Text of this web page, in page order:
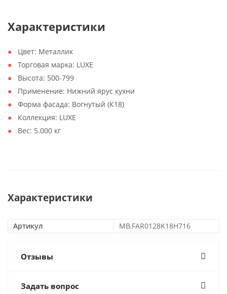
Характеристики
Цвет: Металлик
Торговая марка: LUXE
Высота: 500-799
Применение: Нижний ярус кухни
Форма фасада: Вогнутый (К18)
Коллекция: LUXE
Вес: 5.000 кг
Характеристики
Артикул MB.FAR0128K18H716
Отзывы
Задать вопрос